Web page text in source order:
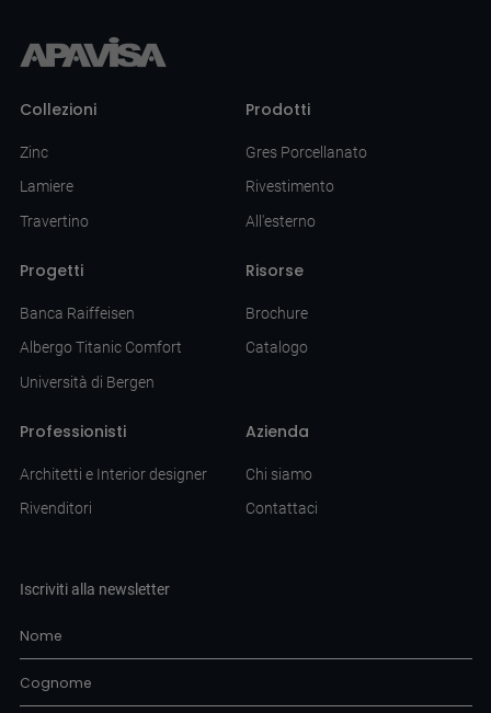
Collezioni
Zinc
Lamiere
Travertino
Prodotti
Gres Porcellanato
Rivestimento
All'esterno
Progetti
Banca Raiffeisen
Albergo Titanic Comfort
Università di Bergen
Risorse
Brochure
Catalogo
Professionisti
Architetti e Interior designer
Rivenditori
Azienda
Chi siamo
Contattaci
Iscriviti alla newsletter